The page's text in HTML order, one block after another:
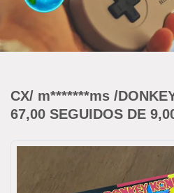
CX/ m*******ms /
67,00 SEGUIDOS DE